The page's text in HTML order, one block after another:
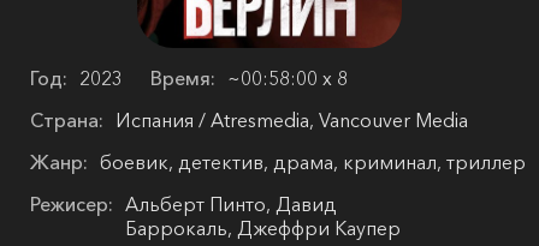
Год: 2023 Время: ~00:58:00 х 8
Страна: Испания / Atresmedia, Vancouver Media
Жанр: боевик, детектив, драма, криминал, триллер
Режисер: Альберт Пинто, Давид
Баррокаль, Джеффри Каупер